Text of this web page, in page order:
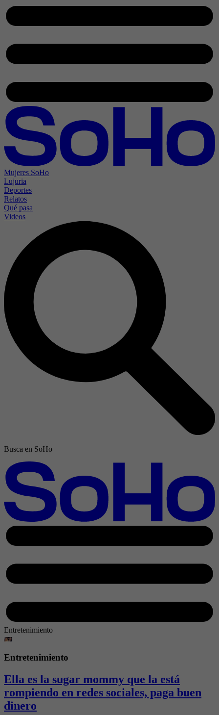
Mujeres SoHo
Lujuria
Deportes
Relatos
Qué pasa
Videos
Busca en SoHo
Entretenimiento
Entretenimiento
Ella es la sugar mommy que la está
rompiendo en redes sociales, paga buen
dinero